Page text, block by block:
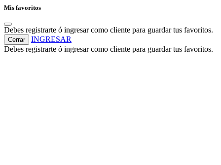
Mis favoritos
Debes registrarte ó ingresar como cliente para guardar tus favoritos.
Cerrar
INGRESAR
Debes registrarte ó ingresar como cliente para guardar tus favoritos.